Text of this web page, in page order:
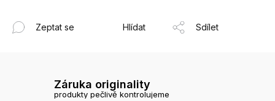
Zeptat se Hlídat Sdílet
Záruka originality
produkty pečlivě kontrolujeme